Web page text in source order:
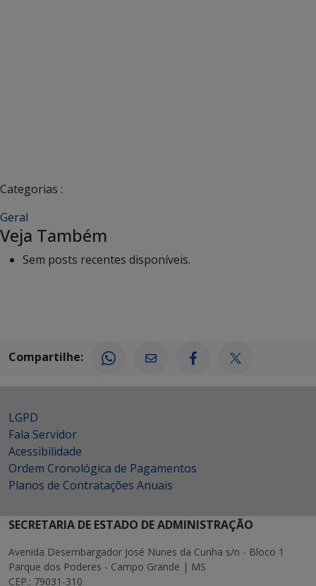
Categorias :
Geral
Veja Também
Sem posts recentes disponíveis.
Compartilhe:
LGPD
Fala Servidor
Acessibilidade
Ordem Cronológica de Pagamentos
Planos de Contratações Anuais
SECRETARIA DE ESTADO DE ADMINISTRAÇÃO
Avenida Desembargador José Nunes da Cunha s/n - Bloco 1
Parque dos Poderes - Campo Grande | MS
CEP.: 79031-310